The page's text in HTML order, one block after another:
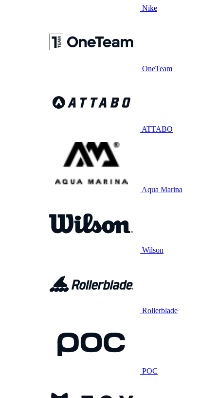
Nike
OneTeam
ATTABO
Aqua Marina
Wilson
Rollerblade
POC